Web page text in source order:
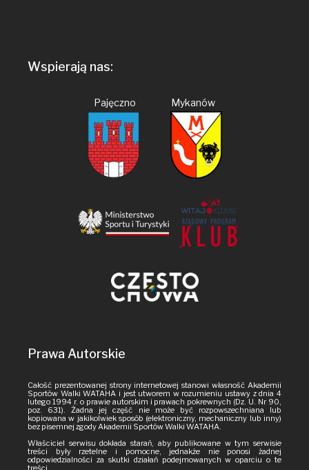
Wspierają nas:
Pajęczno Mykanów
Prawa Autorskie
Całość prezentowanej strony internetowej stanowi własność Akademii
Sportów Walki WATAHA i jest utworem w rozumieniu ustawy z dnia 4
lutego 1994 r. o prawie autorskim i prawach pokrewnych (Dz. U. Nr 90,
poz. 631). Żadna jej część nie może być rozpowszechniana lub
kopiowana w jakikolwiek sposób (elektroniczny, mechaniczny lub inny)
bez pisemnej zgody Akademii Sportów Walki WATAHA.
Właściciel serwisu dokłada starań, aby publikowane w tym serwisie
treści były rzetelne i pomocne, jednakże nie ponosi żadnej
odpowiedzialności za skutki działań podejmowanych w oparciu o te
treści.